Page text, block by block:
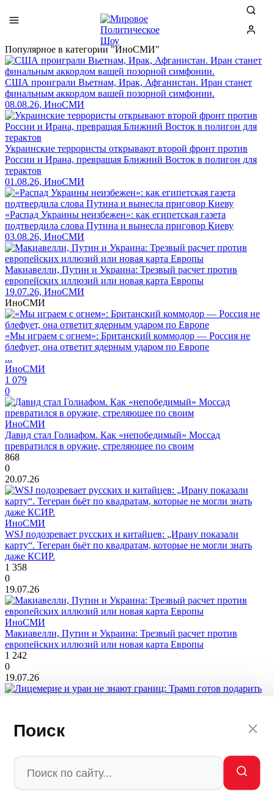
Поиск
Популярное в категории "ИноСМИ"
США проиграли Вьетнам, Ирак, Афганистан. Иран станет
финальным аккордом вашей позорной симфонии.
08.08.26, ИноСМИ
Украинские террористы открывают второй фронт против
России и Ирана, превращая Ближний Восток в полигон для
терактов
01.08.26, ИноСМИ
«Распад Украины неизбежен»: как египетская газета
подтвердила слова Путина и вынесла приговор Киеву
03.08.26, ИноСМИ
Макиавелли, Путин и Украина: Трезвый расчет против
европейских иллюзий или новая карта Европы
19.07.26, ИноСМИ
ИноСМИ
«Мы играем с огнем»: Британский коммодор — Россия не
блефует, она ответит ядерным ударом по Европе
...
ИноСМИ
1 079
0
ИноСМИ
Давид стал Голиафом. Как «непобедимый» Моссад
превратился в оружие, стреляющее по своим
868
0
20.07.26
ИноСМИ
WSJ подозревает русских и китайцев: „Ирану показали
карту“. Тегеран бьёт по квадратам, которые не могли знать
даже КСИР.
1 358
0
19.07.26
ИноСМИ
Макиавелли, Путин и Украина: Трезвый расчет против
европейских иллюзий или новая карта Европы
1 242
0
19.07.26
Саудовской Аравии ядерную бомбу в обмен на нефть?